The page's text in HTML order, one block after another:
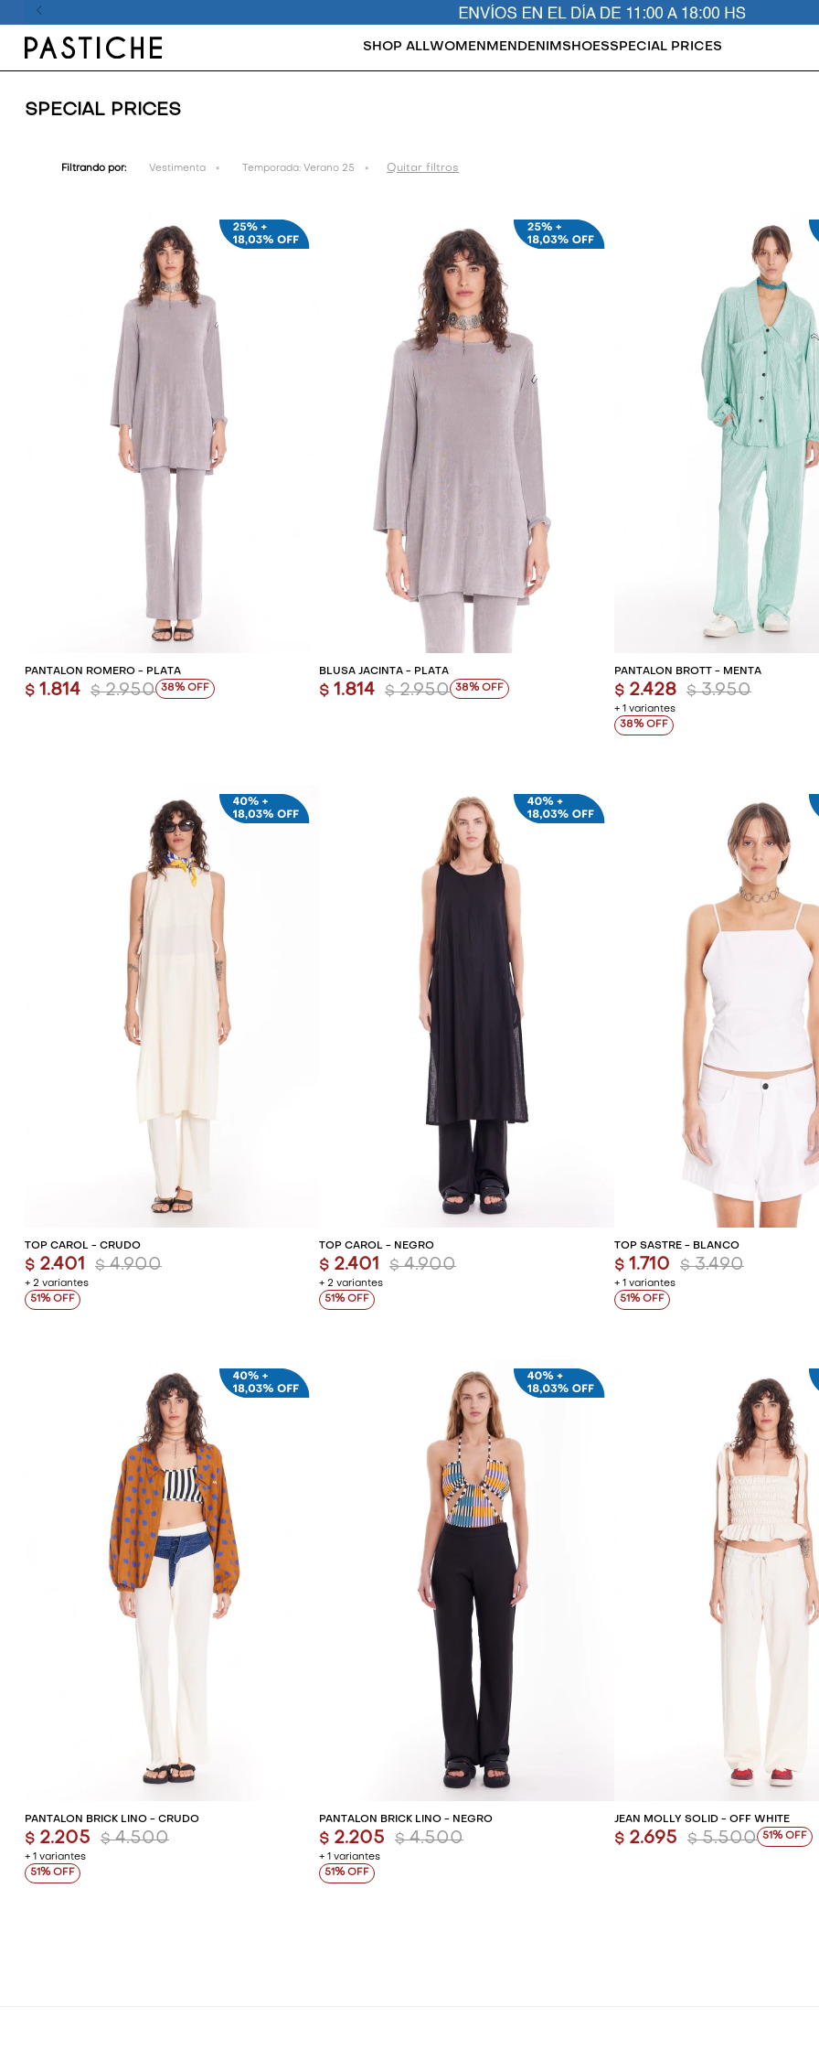
SHOP ALLWOMENMEN DENIMSHOESSPECIAL PRICES
SPECIAL PRICES
Filtrando por: Vestimenta Temporada: Verano 25 Quitar filtros
AGREGAR AL CARRITO
PANTALÓN ROMERO - PLATA
$ 1.814 $ 2.950 38
AGREGAR AL CARRITO
BLUSA JACINTA - PLATA
$ 1.814 $ 2.950 38
AGREGAR AL
PANTALÓN BROTT - MENTA
+ 1 variantes
$ 2.428 $ 3.950
38
AGREGAR AL CARRITO
TOP CAROL - CRUDO
+ 2 variantes
$ 2.401 $ 4.900
51
AGREGAR AL CARRITO
TOP CAROL - NEGRO
+ 2 variantes
$ 2.401 $ 4.900
51
AGREGAR AL
TOP SASTRE - BLANCO
+ 1 variantes
$ 1.710 $ 3.490
51
AGREGAR AL CARRITO
PANTALÓN BRICK LINO - CRUDO
+ 1 variantes
$ 2.205 $ 4.500
51
AGREGAR AL CARRITO
PANTALÓN BRICK LINO - NEGRO
+ 1 variantes
$ 2.205 $ 4.500
51
AGREGAR AL
JEAN MOLLY SOLID - OFF WHITE
$ 2.695 $ 5.500 51